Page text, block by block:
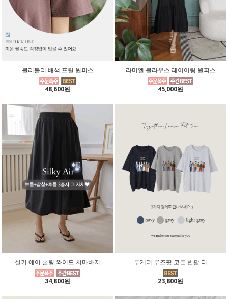
블리블리 배색 프릴 원피스
48,600원
라미엘 블라우스 레이어링 원피스
45,000원
실키 에어 쿨링 와이드 치마바지
34,800원
투게더 루즈핏 코튼 반팔 티
23,800원